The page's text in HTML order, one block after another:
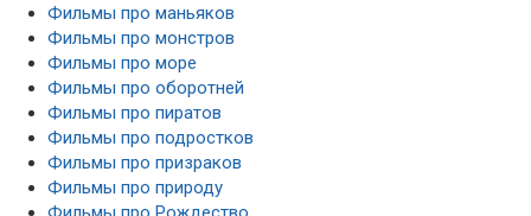
Фильмы про маньяков
Фильмы про монстров
Фильмы про море
Фильмы про оборотней
Фильмы про пиратов
Фильмы про подростков
Фильмы про призраков
Фильмы про природу